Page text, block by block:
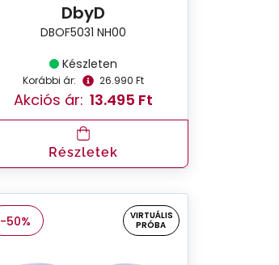
DbyD
DBOF5031 NH00
Készleten
Korábbi ár: 26.990 Ft
Akciós ár: 13.495 Ft
Részletek
-50%
VIRTUÁLIS
PRÓBA